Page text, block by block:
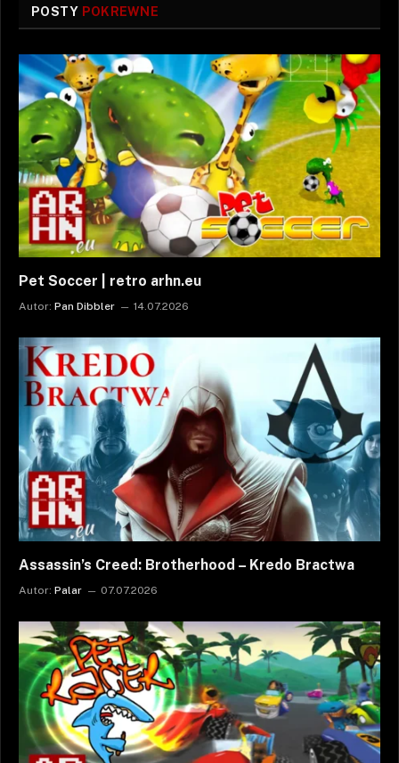
POSTY POKREWNE
Pet Soccer | retro arhn.eu
Autor: Pan Dibbler 14.07.2026
Assassin’s Creed: Brotherhood – Kredo Bractwa
Autor: Palar 07.07.2026